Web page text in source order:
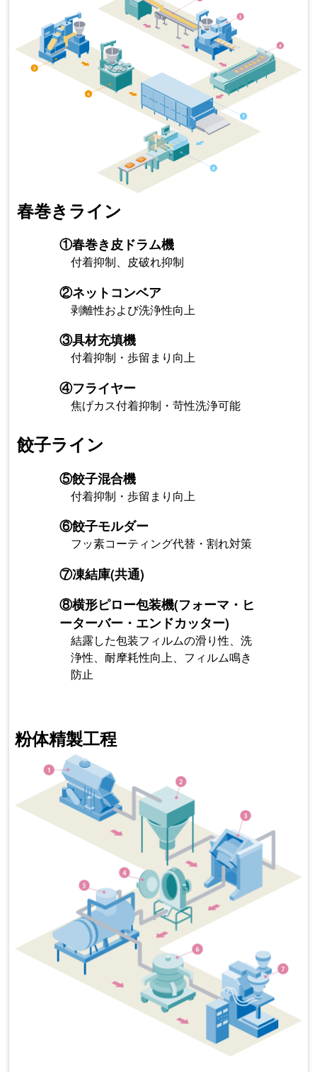
春巻きライン
①春巻き皮ドラム機
付着抑制、皮破れ抑制
②ネットコンベア
剥離性および洗浄性向上
③具材充填機
付着抑制・歩留まり向上
④フライヤー
焦げカス付着抑制・苛性洗浄可能
餃子ライン
⑤餃子混合機
付着抑制・歩留まり向上
⑥餃子モルダー
フッ素コーティング代替・割れ対策
⑦凍結庫(共通)
⑧横形ピロー包装機(フォーマ・ヒ
ーターバー・エンドカッター)
結露した包装フィルムの滑り性、洗
浄性、耐摩耗性向上、フィルム鳴き
防止
粉体精製工程